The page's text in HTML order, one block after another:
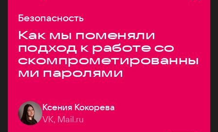
Безопасность
Как мы поменяли
подход к работе со
скомпрометированны
ми паролями
Ксения Кокорева
VK, Mail.ru